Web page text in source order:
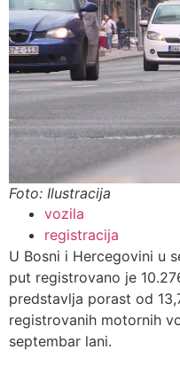
Foto: Ilustracija
vozila
registracija
U Bosni i Hercegovini u
put registrovano je
predstavlja porast od
registrovanih motornih
septembar lani.